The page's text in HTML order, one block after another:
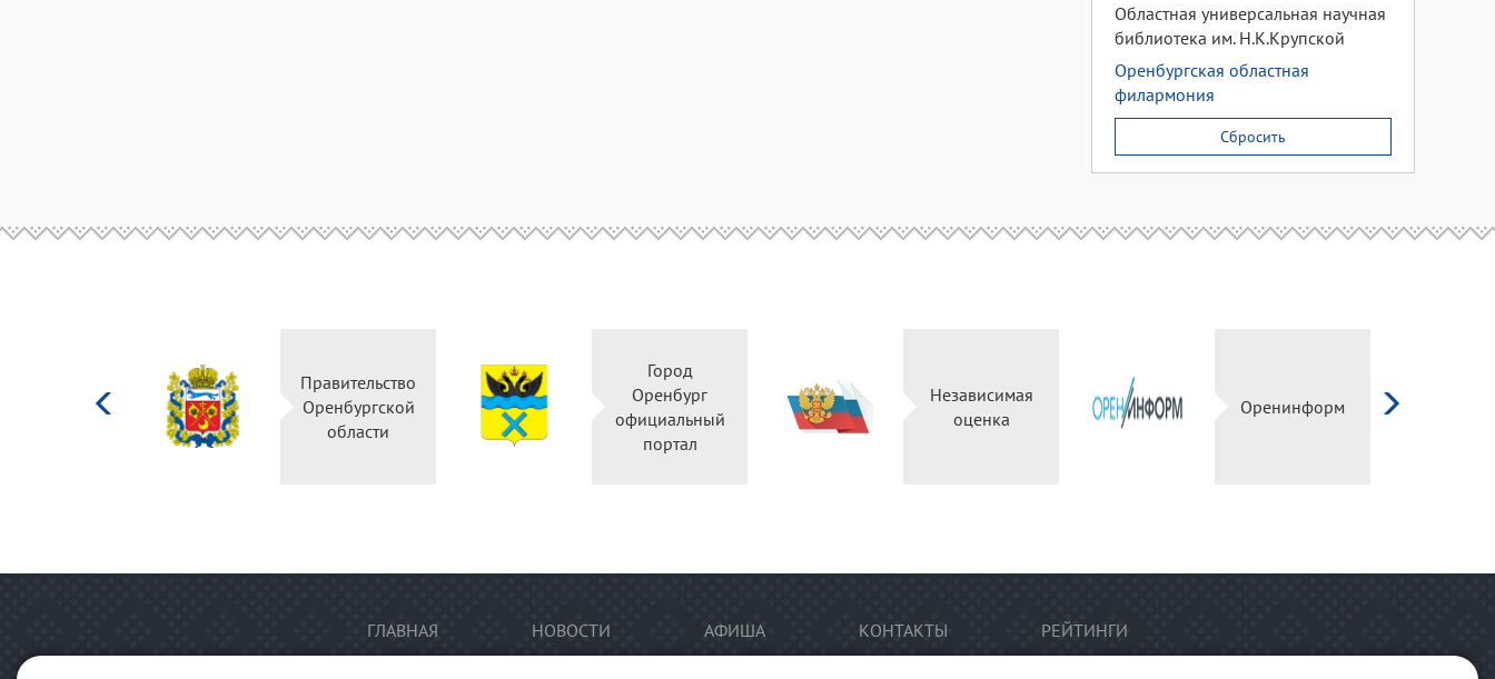
Областная универсальная научная
библиотека им. Н.К.Крупской
Оренбургская областная
филармония
Сбросить
Правительство
Оренбургской
области
Город
Оренбург
официальный
портал
Независимая
оценка
Оренинформ
ГЛАВНАЯ НОВОСТИ АФИША КОНТАКТЫ РЕЙТИНГИ